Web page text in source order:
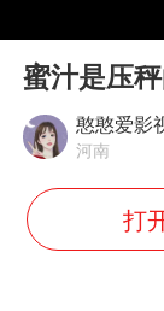
Play
蜜汁是压
憨憨爱影
河南
打